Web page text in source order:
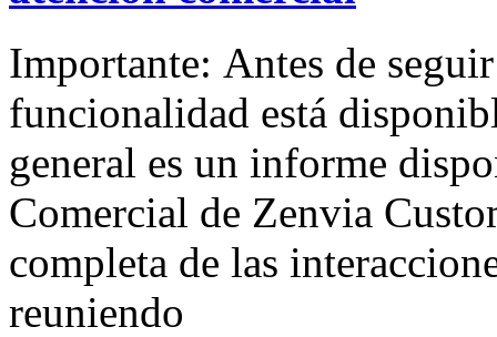
Importante: Antes de
funcionalidad está
general es un informe
Comercial de Zenvia
completa de las
reuniendo